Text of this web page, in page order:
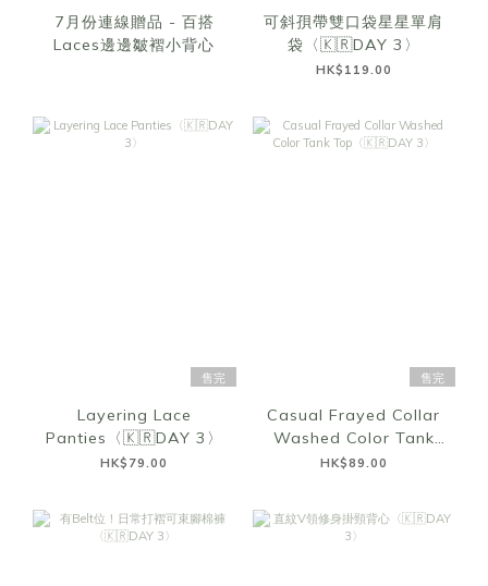
7月份連線贈品 - 百搭
Laces邊邊皺褶小背心
可斜孭帶雙口袋星星單肩
袋〈🇰🇷DAY 3〉
HK$119.00
售完
Layering Lace
Panties〈🇰🇷DAY 3〉
HK$79.00
售完
Casual Frayed Collar
Washed Color Tank
Top〈🇰🇷DAY 3〉
HK$89.00